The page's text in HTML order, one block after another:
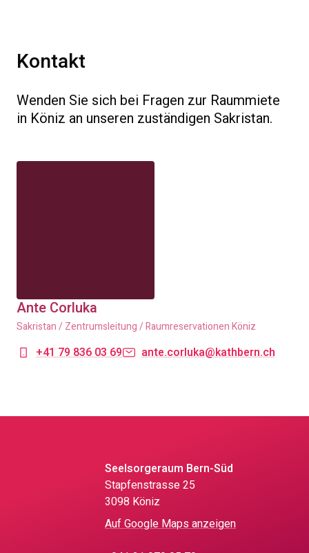
Kontakt
Wenden Sie sich bei Fragen zur Raummiete
in Köniz an unseren zuständigen Sakristan.
Ante Corluka
Sakristan / Zentrumsleitung / Raumreservationen Köniz
+41 79 836 03 69 ante.corluka@kathbern.ch
Seelsorgeraum Bern-Süd
Stapfenstrasse 25
3098 Köniz
Auf Google Maps anzeigen